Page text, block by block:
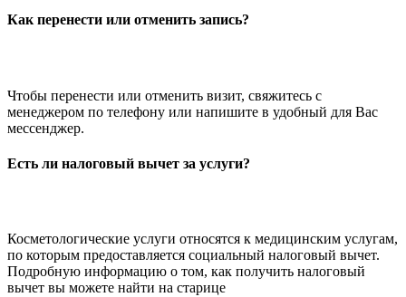
Как перенести или отменить запись?
Чтобы перенести или отменить визит, свяжитесь с
менеджером по телефону или напишите в удобный для Вас
мессенджер.
Есть ли налоговый вычет за услуги?
Косметологические услуги относятся к медицинским услугам,
по которым предоставляется социальный налоговый вычет.
Подробную информацию о том, как получить налоговый
вычет вы можете найти на старице